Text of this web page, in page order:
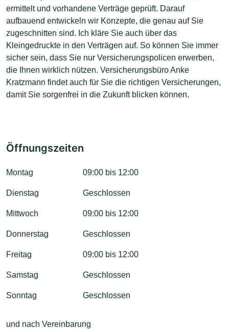
ermittelt und vorhandene Verträge geprüft. Darauf
aufbauend entwickeln wir Konzepte, die genau auf Sie
zugeschnitten sind. Ich kläre Sie auch über das
Kleingedruckte in den Verträgen auf. So können Sie immer
sicher sein, dass Sie nur Versicherungspolicen erwerben,
die Ihnen wirklich nützen. Versicherungsbüro Anke
Kratzmann findet auch für Sie die richtigen Versicherungen,
damit Sie sorgenfrei in die Zukunft blicken können.
Öffnungszeiten
Montag 09:00 bis 12:00
Dienstag Geschlossen
Mittwoch 09:00 bis 12:00
Donnerstag Geschlossen
Freitag 09:00 bis 12:00
Samstag Geschlossen
Sonntag Geschlossen
und nach Vereinbarung